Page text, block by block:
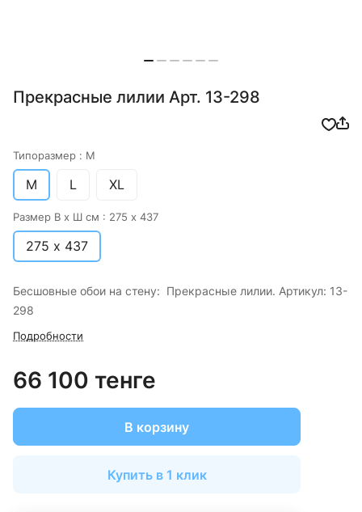
Прекрасные лилии Арт. 13-298
Типоразмер : M
M L XL
Размер В х Ш см : 275 х 437
275 х 437
Бесшовные обои на стену: Прекрасные лилии. Артикул: 13-
298
Подробности
66 100 тенге
В корзину
Купить в 1 клик